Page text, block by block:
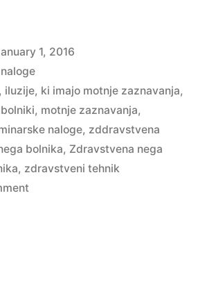
ki
imajo
motnje
zaznavanja”
1, 2016
iluzije, ki imajo motnje zaznavanja,
, motnje zaznavanja,
naloge, zddravstvena
bolnika, Zdravstvena nega
, zdravstveni tehnik
on